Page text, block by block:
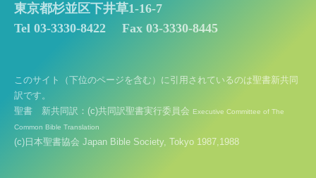
東京都杉並区下井草1-16-7
Tel 03-3330-8422
Fax 03-3330-8445
このサイト（下位のページを含む）に引用されているのは聖書新共同
訳です。
聖書 新共同訳：(c)共同訳聖書実行委員会 Executive Committee of The
Common Bible Translation
(c)日本聖書協会 Japan Bible Society, Tokyo 1987,1988